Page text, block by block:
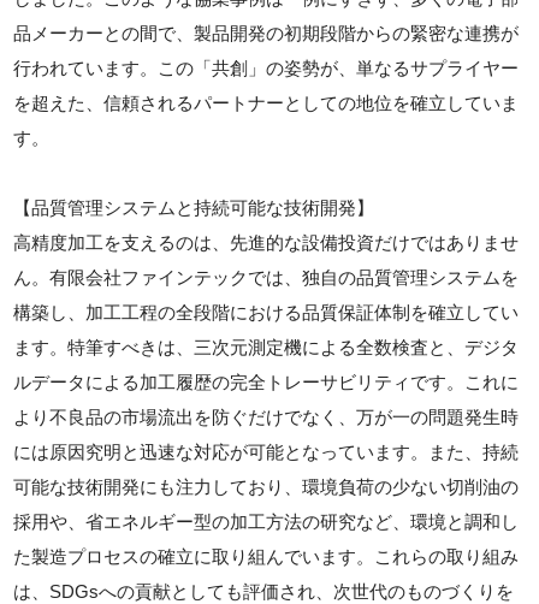
品メーカーとの間で、製品開発の初期段階からの緊密な連携が
行われています。この「共創」の姿勢が、単なるサプライヤー
を超えた、信頼されるパートナーとしての地位を確立していま
す。
【品質管理システムと持続可能な技術開発】
高精度加工を支えるのは、先進的な設備投資だけではありませ
ん。有限会社ファインテックでは、独自の品質管理システムを
構築し、加工工程の全段階における品質保証体制を確立してい
ます。特筆すべきは、三次元測定機による全数検査と、デジタ
ルデータによる加工履歴の完全トレーサビリティです。これに
より不良品の市場流出を防ぐだけでなく、万が一の問題発生時
には原因究明と迅速な対応が可能となっています。また、持続
可能な技術開発にも注力しており、環境負荷の少ない切削油の
採用や、省エネルギー型の加工方法の研究など、環境と調和し
た製造プロセスの確立に取り組んでいます。これらの取り組み
は、SDGsへの貢献としても評価され、次世代のものづくりを